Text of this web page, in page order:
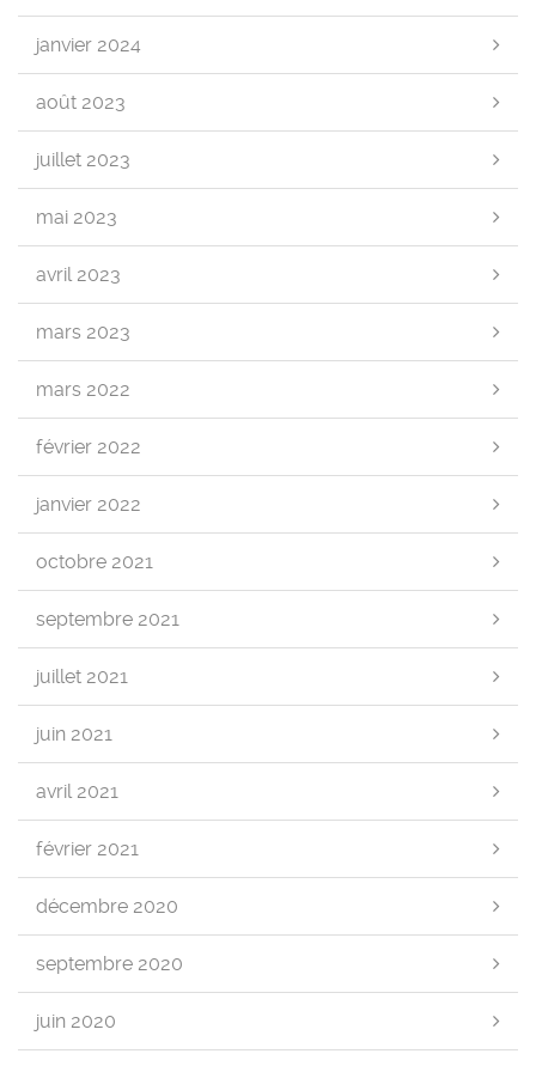
janvier 2024
août 2023
juillet 2023
mai 2023
avril 2023
mars 2023
mars 2022
février 2022
janvier 2022
octobre 2021
septembre 2021
juillet 2021
juin 2021
avril 2021
février 2021
décembre 2020
septembre 2020
juin 2020